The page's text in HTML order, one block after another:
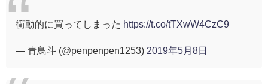
衝動的に買ってしまった https://t.co/tTXwW4CzC9
— 青鳥斗 (@penpenpen1253) 2019年5月8日